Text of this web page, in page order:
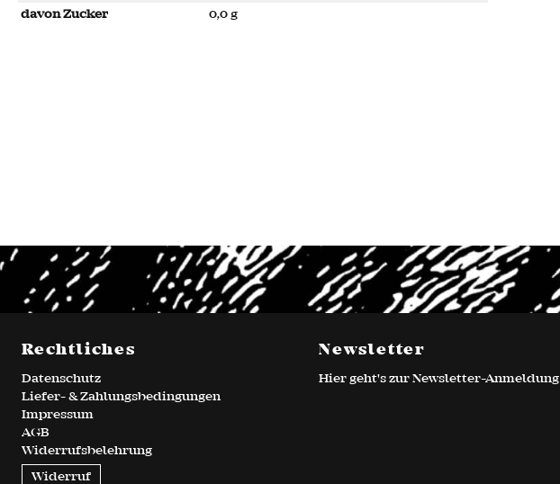
davon Zucker
0,0 g
Rechtliches
Datenschutz
Liefer- & Zahlungsbedingungen
Impressum
AGB
Widerrufsbelehrung
Widerruf
Newsletter
Hier geht's zur Newsletter-Anmeldung